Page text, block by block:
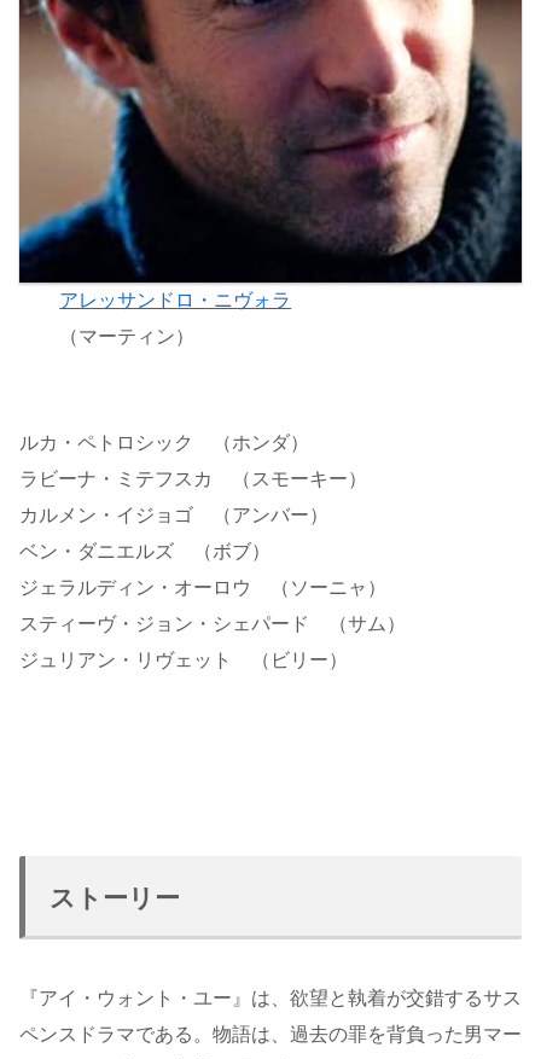
アレッサンドロ・ニヴォラ
（マーティン）
ルカ・ペトロシック （ホンダ）
ラビーナ・ミテフスカ （スモーキー）
カルメン・イジョゴ （アンバー）
ベン・ダニエルズ （ボブ）
ジェラルディン・オーロウ （ソーニャ）
スティーヴ・ジョン・シェパード （サム）
ジュリアン・リヴェット （ビリー）
ストーリー
『アイ・ウォント・ユー』は、欲望と執着が交錯するサス
ペンスドラマである。物語は、過去の罪を背負った男マー